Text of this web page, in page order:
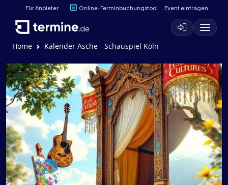
Für Anbieter Online-Terminbuchungstool Event eintragen
Home Kalender Asche - Schauspiel Köln